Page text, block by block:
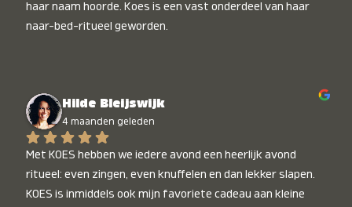
haar naam hoorde. Koes is een vast onderdeel van haar
naar-bed-ritueel geworden.
Hilde Bleijswijk
4 maanden geleden
Met KOES hebben we iedere avond een heerlijk avond
ritueel: even zingen, even knuffelen en dan lekker slapen.
KOES is inmiddels ook mijn favoriete cadeau aan kleine